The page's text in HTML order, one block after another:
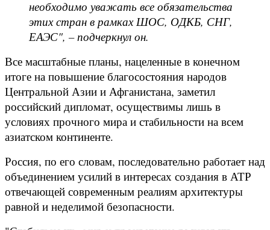
необходимо уважать все обязательства
этих стран в рамках ШОС, ОДКБ, СНГ,
ЕАЭС", – подчеркнул он.
Все масштабные планы, нацеленные в конечном
итоге на повышение благосостояния народов
Центральной Азии и Афганистана, заметил
российский дипломат, осуществимы лишь в
условиях прочного мира и стабильности на всем
азиатском континенте.
Россия, по его словам, последовательно работает над
объединением усилий в интересах создания в АТР
отвечающей современным реалиям архитектуры
равной и неделимой безопасности.